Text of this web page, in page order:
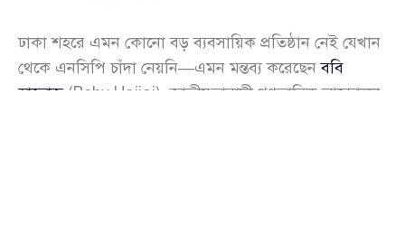
ঢাকা শহরে এমন কোনো বড় ব্যবসায়িক প্রতিষ্ঠান নেই যেখান
থেকে এনসিপি চাঁদা নেয়নি—এমন মন্তব্য করেছেনববি
হাজ্জাজ(Boby Hajjaj), জাতীয়তাবাদী গণতান্ত্রিক আন্দোলন